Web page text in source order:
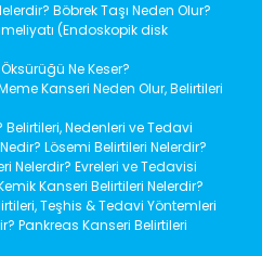
Böbrek Taşı Neden Olur?
(Endoskopik disk
Ne Keser?
Kanseri Neden Olur, Belirtileri
Nedenleri ve Tedavi
Lösemi Belirtileri Nelerdir?
Nelerdir? Evreleri ve Tedavisi
Kanseri Belirtileri Nelerdir?
Teşhis & Tedavi Yöntemleri
Pankreas Kanseri Belirtileri